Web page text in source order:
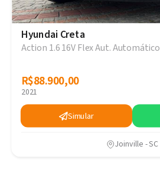
Hyundai Creta
Action 1.6 16V Flex Aut. Automático
R$88.900,00
R$88.900,00
2021
Simular
Joinville - SC